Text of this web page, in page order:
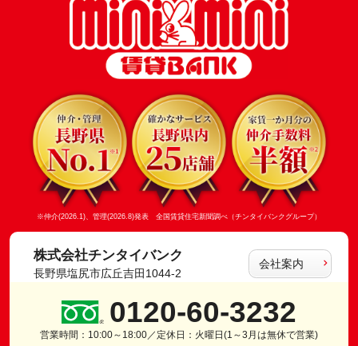
※仲介(2026.1)、管理(2026.8)発表 全国賃貸住宅新聞調べ（チンタイバンクグループ）
株式会社チンタイバンク
長野県塩尻市広丘吉田1044-2
会社案内
0120-60-3232
営業時間：10:00～18:00／定休日：火曜日(1～3月は無休で営業)